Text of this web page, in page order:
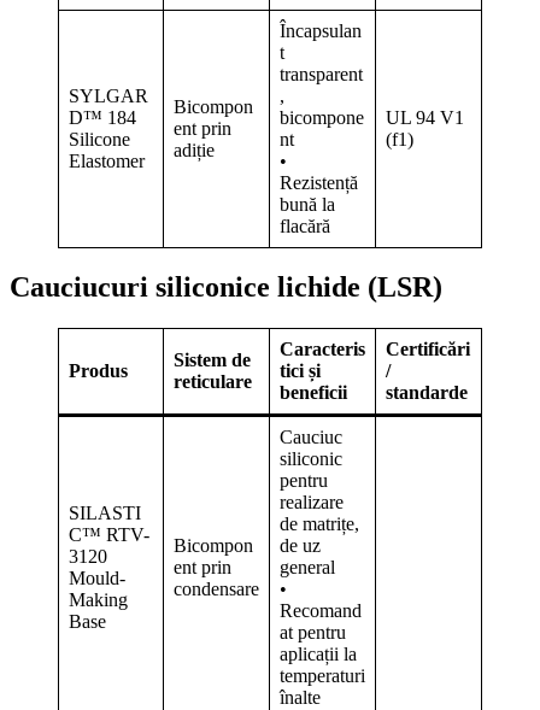
SYLGAR
D™ 184
Silicone
Elastomer
Bicompon
ent prin
adiție
Încapsulan
t
transparent
,
bicompone
nt
•
Rezistență
bună la
flacără
UL 94 V1
(f1)
Cauciucuri siliconice lichide (LSR)
Produs
Sistem de
reticulare
Caracteris
tici și
beneficii
Certificări
/
standarde
SILASTI
C™ RTV-
3120
Mould-
Making
Base
Bicompon
ent prin
condensare
Cauciuc
siliconic
pentru
realizare
de matrițe,
de uz
general
•
Recomand
at pentru
aplicații la
temperaturi
înalte